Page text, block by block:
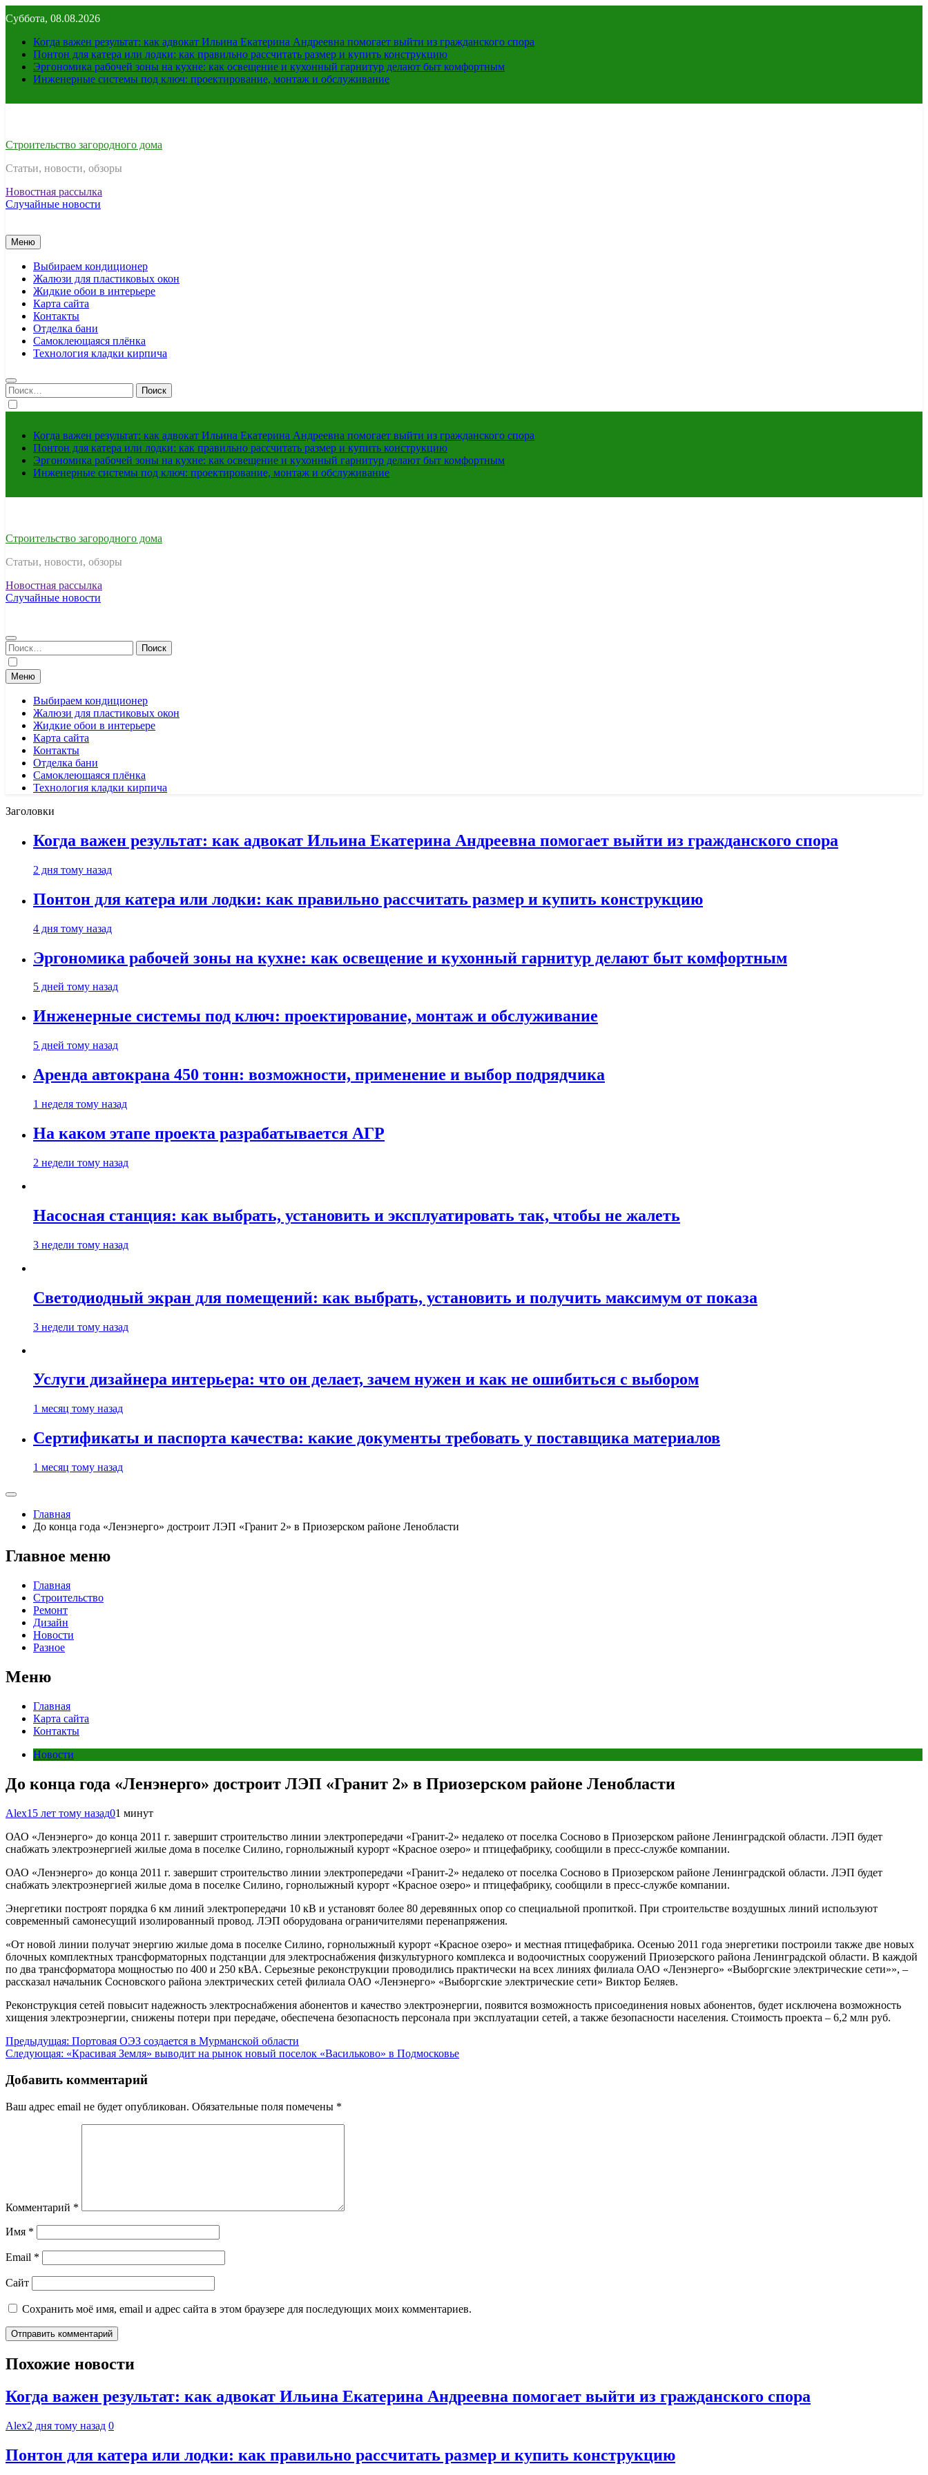
к
содержимому
Суббота, 08.08.2026
Когда важен результат: как адвокат Ильина Екатерина Андреевна помогает выйти из гражданского спора
Понтон для катера или лодки: как правильно рассчитать размер и купить конструкцию
Эргономика рабочей зоны на кухне: как освещение и кухонный гарнитур делают быт комфортным
Инженерные системы под ключ: проектирование, монтаж и обслуживание
Строительство загородного дома
Статьи, новости, обзоры
Новостная рассылка
Случайные новости
Меню
Выбираем кондиционер
Жалюзи для пластиковых окон
Жидкие обои в интерьере
Карта сайта
Контакты
Отделка бани
Самоклеющаяся плёнка
Технология кладки кирпича
Найти:
Когда важен результат: как адвокат Ильина Екатерина Андреевна помогает выйти из гражданского спора
Понтон для катера или лодки: как правильно рассчитать размер и купить конструкцию
Эргономика рабочей зоны на кухне: как освещение и кухонный гарнитур делают быт комфортным
Инженерные системы под ключ: проектирование, монтаж и обслуживание
Строительство загородного дома
Статьи, новости, обзоры
Новостная рассылка
Случайные новости
Найти:
Меню
Выбираем кондиционер
Жалюзи для пластиковых окон
Жидкие обои в интерьере
Карта сайта
Контакты
Отделка бани
Самоклеющаяся плёнка
Технология кладки кирпича
Заголовки
Когда важен результат: как адвокат Ильина Екатерина Андреевна помогает выйти из гражданского спора
2 дня тому назад
Понтон для катера или лодки: как правильно рассчитать размер и купить конструкцию
4 дня тому назад
Эргономика рабочей зоны на кухне: как освещение и кухонный гарнитур делают быт комфортным
5 дней тому назад
Инженерные системы под ключ: проектирование, монтаж и обслуживание
5 дней тому назад
Аренда автокрана 450 тонн: возможности, применение и выбор подрядчика
1 неделя тому назад
На каком этапе проекта разрабатывается АГР
2 недели тому назад
Насосная станция: как выбрать, установить и эксплуатировать так, чтобы не жалеть
3 недели тому назад
Светодиодный экран для помещений: как выбрать, установить и получить максимум от показа
3 недели тому назад
Услуги дизайнера интерьера: что он делает, зачем нужен и как не ошибиться с выбором
1 месяц тому назад
Сертификаты и паспорта качества: какие документы требовать у поставщика материалов
1 месяц тому назад
Главная
До конца года «Ленэнерго» достроит ЛЭП «Гранит 2» в Приозерском районе Ленобласти
Главное меню
Главная
Строительство
Ремонт
Дизайн
Новости
Разное
Меню
Главная
Карта сайта
Контакты
Новости
До конца года «Ленэнерго» достроит ЛЭП «Гранит 2» в Приозерском районе Ленобласти
Alex15 лет тому назад01 минут
ОАО «Ленэнерго» до конца 2011 г. завершит строительство линии электропередачи «Гранит-2» недалеко от поселка Сосново в Приозерском районе Ленинградской области. ЛЭП будет
снабжать электроэнергией жилые дома в поселке Силино, горнолыжный курорт «Красное озеро» и птицефабрику, сообщили в пресс-службе компании.
ОАО «Ленэнерго» до конца 2011 г. завершит строительство линии электропередачи «Гранит-2» недалеко от поселка Сосново в Приозерском районе Ленинградской области. ЛЭП будет
снабжать электроэнергией жилые дома в поселке Силино, горнолыжный курорт «Красное озеро» и птицефабрику, сообщили в пресс-службе компании.
Энергетики построят порядка 6 км линий электропередачи 10 кВ и установят более 80 деревянных опор со специальной пропиткой. При строительстве воздушных линий используют
современный самонесущий изолированный провод. ЛЭП оборудована ограничителями перенапряжения.
«От новой линии получат энергию жилые дома в поселке Силино, горнолыжный курорт «Красное озеро» и местная птицефабрика. Осенью 2011 года энергетики построили также две новых
блочных комплектных трансформаторных подстанции для электроснабжения физкультурного комплекса и водоочистных сооружений Приозерского района Ленинградской области. В каждой
по два трансформатора мощностью по 400 и 250 кВА. Серьезные реконструкции проводились практически на всех линиях филиала ОАО «Ленэнерго» «Выборгские электрические сети»», –
рассказал начальник Сосновского района электрических сетей филиала ОАО «Ленэнерго» «Выборгские электрические сети» Виктор Беляев.
Реконструкция сетей повысит надежность электроснабжения абонентов и качество электроэнергии, появится возможность присоединения новых абонентов, будет исключена возможность
хищения электроэнергии, снижены потери при передаче, обеспечена безопасность персонала при эксплуатации сетей, а также безопасности населения. Стоимость проекта – 6,2 млн руб.
Навигация
по
записям
Предыдущая: Портовая ОЭЗ создается в Мурманской области
Следующая: «Красивая Земля» выводит на рынок новый поселок «Васильково» в Подмосковье
Добавить комментарий
Ваш адрес email не будет опубликован. Обязательные поля помечены *
Комментарий *
Имя *
Email *
Сайт
Сохранить моё имя, email и адрес сайта в этом браузере для последующих моих комментариев.
Похожие новости
Когда важен результат: как адвокат Ильина Екатерина Андреевна помогает выйти из гражданского спора
Alex2 дня тому назад 0
Понтон для катера или лодки: как правильно рассчитать размер и купить конструкцию